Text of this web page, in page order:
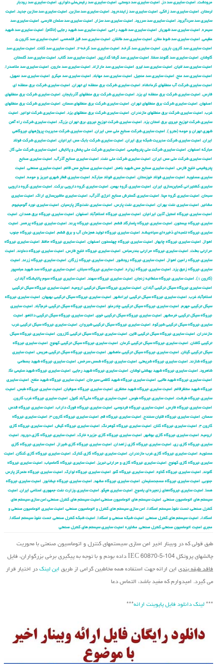
مرودشت, امنیت سایبری سد دز , امنیت سایبری سد دوستی, امنیت سایبری سد رئیس‌علی دلواری, امنیت سایبری سد رودبار
لرستان, امنیت سایبری سد زالکی, امنیت سایبری سد زاینده‌رود, امنیت سایبری سد سازبن, امنیت سایبری سد سازبن جدید, امنیت
سایبری سد سردآبرود, امنیت سایبری سد سررود, امنیت سایبری سد سزار , امنیت سایبری سد سلمان فارسی, امنیت سایبری سد
سیمره, امنیت سایبری سد شهریار , امنیت سایبری سد شهید راجی, امنیت سایبری سد شهید رجایی (تاکام), امنیت سایبری سد شهید
عظیمی, امنیت سایبری سد شوط مغان, امنیت سایبری سد طالقان, امنیت سایبری سد قیز قلعه‌سی, امنیت سایبری سد کارون ۵ ,
امنیت سایبری سد کارون بارون, امنیت سایبری سد کرخه, امنیت سایبری سد کرخه-۲ , امنیت سایبری سد کلات, امنیت سایبری سد
گاوشان, امنیت سایبری سد گتوند سفلا, امنیت سایبری سد گرشا گدارپیر , امنیت سایبری سد گلاب, امنیت سایبری سد گلستان,
امنیت سایبری سد لتیان, امنیت سایبری سد لیرو, امنیت سایبری سد مارازاد, امنیت سایبری سد مارون, امنیت سایبری سد ملاصدرا,
امنیت سایبری سد منج, امنیت سایبری سد منجیل, امنیت سایبری سد مهاباد, امنیت سایبری سد میکرو, امنیت سایبری سد نمهیل,
امنیت سایبری شركت آب منطقهای كرمانشاه, امنیت سایبری شركت برق منطقه ای تهران, امنیت سایبری شركت برق منطقه ای
فارس, امنیت سایبری شركت برق منطقه ای یزد, امنیت سایبری شركت برق منطقهای آذربایجان, امنیت سایبری شركت برق منطقهای
اصفهان, امنیت سایبری شركت برق منطقهای تهران, امنیت سایبری شركت برق منطقهای سمنان, امنیت سایبری شركت برق منطقهای
غرب, امنیت سایبری شركت برق منطقهای مازندران, امنیت سایبری شركت برق منطقهای یزد, امنیت سایبری شركت توانیر , امنیت
سایبری شركت توزیع نیروی برق استان یزد, امنیت سایبری شركت توزیع نیروی برق تهران بزرگ, امنیت سایبری شركت راه آهن
شهری تهران و حومه (مترو ), امنیت سایبری شركت صنایع ملی مس ایران, امنیت سایبری شركت مدیریت پروژههای نیروگاهی
ایران, امنیت سایبری شركت مدیریت شبكه برق ایران, امنیت سایبری شرکت بابک مس ایرانیان, امنیت سایبری شرکت فولاد
مبارکه اصفهان, امنیت سایبری شرکت ملی پتروشیمی, امنیت سایبری شرکت ملی پخش و پالایش, امنیت سایبری شرکت ملی گاز ,
امنیت سایبری شرکت ملی مس ایران, امنیت سایبری شرکت ملی نفت, امنیت سایبری صنایع آذرآب, امنیت سایبری صنایع
پتروشیمی خلیج فارس, امنیت سایبری صنایع مس شهید باهنر , امنیت سایبری صنایع مس قائم, امنیت سایبری صنعتی, امنیت
سایبری عسلویه, امنیت سایبری فولاد خوزستان, امنیت سایبری فولاد مبارکه, امنیت سایبری قطار شهری تبریز و حومه, امنیت
سایبری کشتیرانی کمباین‌سازی ایران, امنیت سایبری گروه بهمن, امنیت سایبری گروه دارویی برکت, امنیت سایبری گروه دارویی
سبحان, امنیت سایبری گروه مپنا, امنیت سایبری گسترش صنایع انرژی آذرآب, امنیت سایبری ماشین‌سازی اراک, امنیت سایبری
مشانیر , امنیت سایبری نفت بهران, امنیت سایبری نفت پارس, امنیت سایبری نفت‌وگاز پارسیان, امنیت سایبری نورد آلومینیوم,
امنیت سایبری نیروگاه استیل آذین ایرانیان, امنیت سایبری نیروگاه اسلام‌آباد اصفهان, امنیت سایبری نیروگاه برق همدان, امنیت
سایبری نیروگاه بیستون, امنیت سایبری نیروگاه پاسارگاد قشم, امنیت سایبری نیروگاه پرند, امنیت سایبری نیروگاه پره‌سر , امنیت
سایبری نیروگاه تلمبه‌ای ذخیره‌ای سیاه‌بیشه, امنیت سایبری نیروگاه تولید هم‌زمان آب و برق قشم, امنیت سایبری نیروگاه جنوب
اهواز , امنیت سایبری نیروگاه چابهار , امنیت سایبری نیروگاه چهلستون اصفهان, امنیت سایبری نیروگاه حافظ, امنیت سایبری نیروگاه
حرارتی بعثت, امنیت سایبری نیروگاه حرارتی بندرعباس, امنیت سایبری نیروگاه خلیج فارس, امنیت سایبری نیروگاه دماوند, امنیت
سایبری نیروگاه رامین اهواز , امنیت سایبری نیروگاه رودشور , امنیت سایبری نیروگاه زرگان, امنیت سایبری نیروگاه زرند, امنیت
سایبری نیروگاه زنبق یزد, امنیت سایبری نیروگاه زواره, امنیت سایبری نیروگاه سبلان, امنیت سایبری نیروگاه سد شهید عباسپور
(کارون ۱)
, امنیت سایبری نیروگاه سلطانیه زنجان, امنیت سایبری نیروگاه سهند, امنیت سایبری نیروگاه سوم پالایشگاه آبادان,
امنیت سایبری نیروگاه سیکل ترکیبی آبادان, امنیت سایبری نیروگاه سیکل ترکیبی ارومیه, امنیت سایبری نیروگاه سیکل ترکیبی
اسلام‌آباد غرب, امنیت سایبری نیروگاه سیکل ترکیبی ایرانشهر , امنیت سایبری نیروگاه سیکل ترکیبی بهبهان, امنیت سایبری نیروگاه
سیکل ترکیبی جهرم, امنیت سایبری نیروگاه سیکل ترکیبی چادرملو, امنیت سایبری نیروگاه سیکل ترکیبی خرم‌آباد, امنیت سایبری
نیروگاه سیکل ترکیبی خرمشهر , امنیت سایبری نیروگاه سیکل ترکیبی خوی, امنیت سایبری نیروگاه سیکل ترکیبی دالاهو, امنیت
سایبری نیروگاه سیکل ترکیبی شیرکوه, امنیت سایبری نیروگاه سیکل ترکیبی شیروان, امنیت سایبری نیروگاه سیکل ترکیبی غرب
مازندران, امنیت سایبری نیروگاه سیکل ترکیبی قاین, امنیت سایبری نیروگاه سیکل ترکیبی کازرون, امنیت سایبری نیروگاه سیکل
ترکیبی کاشان, امنیت سایبری نیروگاه سیکل ترکیبی کرمان, امنیت سایبری نیروگاه سیکل ترکیبی کهنوج, امنیت سایبری نیروگاه
سیکل ترکیبی گیلان, امنیت سایبری نیروگاه سیکل ترکیبی ماهشهر , امنیت سایبری نیروگاه سیکل ترکیبی هریس, امنیت سایبری
نیروگاه شازند, امنیت سایبری نیروگاه شریعتی, امنیت سایبری نیروگاه شمس سرخس, امنیت سایبری نیروگاه شهید بسطامی
شاهرود, امنیت سایبری نیروگاه شهید بهشتی لوشان, امنیت سایبری نیروگاه شهید رجایی, امنیت سایبری نیروگاه شهید سلیمی نکا,
امنیت سایبری نیروگاه شهید طالبی, امنیت سایبری نیروگاه شهید کاظمی سیرجان, امنیت سایبری نیروگاه شهید مفتح, امنیت سایبری
نیروگاه شهید منتظرقائم, امنیت سایبری نیروگاه شهید منتظری, امنیت سایبری نیروگاه صوفیان, امنیت سایبری نیروگاه طبس, امنیت
سایبری نیروگاه طرشت, امنیت سایبری نیروگاه طوس, امنیت سایبری نیروگاه علی‌آباد کتول, امنیت سایبری نیروگاه غرب کارون,
امنیت سایبری نیروگاه فارس, امنیت سایبری نیروگاه فردوسی, امنیت سایبری نیروگاه فورگ داراب, امنیت سایبری نیروگاه قدس
سمنان, امنیت سایبری نیروگاه قلیان سنندج, امنیت سایبری نیروگاه قم, امنیت سایبری نیروگاه کارون ۳ , امنیت سایبری نیروگاه
کارون ۴
, امنیت سایبری نیروگاه کلان, امنیت سایبری نیروگاه کوهرنگ, امنیت سایبری نیروگاه کیش, امنیت سایبری نیروگاه گازی
ارومیه, امنیت سایبری نیروگاه گازی بوشهر , امنیت سایبری نیروگاه گازی جزیره خارک, امنیت سایبری نیروگاه گازی دورود, امنیت
سایبری نیروگاه گازی ری, امنیت سایبری نیروگاه گازی زاهدان, امنیت سایبری نیروگاه گازی شیراز , امنیت سایبری نیروگاه گازی
عسلویه, امنیت سایبری نیروگاه گازی غرب مازندران, امنیت سایبری نیروگاه گازی کنارک, امنیت سایبری نیروگاه گازی کنگان, امنیت
سایبری نیروگاه گازی کهنوج, امنیت سایبری نیروگاه گازی و حرارتی تبریز , امنیت سایبری نیروگاه گاماسیاب, امنیت سایبری نیروگاه
گتوند, امنیت سایبری نیروگاه گناوه, امنیت سایبری نیروگاه گنو, امنیت سایبری نیروگاه لوارک, امنیت سایبری نیروگاه متمرکز پارس
جنوبی, امنیت سایبری نیروگاه مسجدسلیمان, امنیت سایبری نیروگاه مشهد, امنیت سایبری نیروگاه نیشابور , امنیت سایبری نیروگاه
هسا, امنیت سایبری نیروگاه‌های زنجیره‌ای یاسوج, امنیت سایبری هپکو, امنیت سایبری وزارت نفت جمهوری اسلامی ایران, امنیت
سیستم های اتوماسیون صنعتی, امنیت سیستم های اتوماسیون صنعتی،امنیت سیستم های کنترل صنعتی،امن سازی سیستم های
کنترل صنعتی، تست نفوذ سیستم اسکادا، امن سازی سیستم های کنترل و اتوماسیون صنعتی، امنیت سایبری اتوماسیون صنعتی و
اسکادا،, امنیت سیستم های کنترل صنعتی, امنیت شبکه صنعتی و اسکادا, امنیت شبکه کنترل صنعتی,تست نفوذ سیستم اسکادا,
مجری امنیت اتوماسیون صنعتی کنترل صنعتی, مشاوره امنیت سایبری سیستم های کنترل صنعتی
طبق قولی که در وبینار اخیر امن سازی سیستم‏های کنترل و اتوماسیون صنعتی با محوریت
چالشهای پروتکل IEC 60870-5-104 داده بودم و با توجه به پیگیری برخی بزرگواران، فایل
فاقد طبقه بندی این ارائه جهت استفاده همه مخاطبین گرامی از طریق این لینک در اختیار قرار
می گیرد. امیدوارم که مفید باشد، التماس دعا
*** لینک دانلود فایل پاپوینت ارائه***